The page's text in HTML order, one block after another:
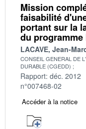
Mission
faisabilité
portant sur la
du programme
LACAVE, Jean-
CONSEIL GENERAL DE
DURABLE (CGEDD)
Rapport: déc. 2012
n°007468-02
Accéder à la notice